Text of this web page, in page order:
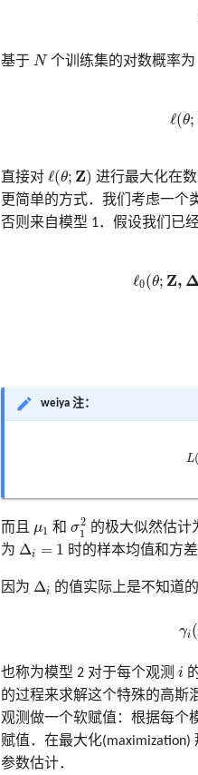
基于 N
N
个训练集的对数概率为
ℓ(θ;
直接对 ℓ(θ; Z)
ℓ(θ Z)
进行最大化在
更简单的方式．我们考虑一个
否则来自模型 1．假设我们已
ℓ0(θ; Z,
weiya 注：
L(
而且 μ1
μ1 和 σ2
1
1 2
的极大似然估计
为 Δi = 1
Δ
时的样本均值和方
因为 Δi
Δ
的值实际上是不知道
γi(
也称为模型 2 对于每个观测 i
i
的过程来求解这个特殊的高斯
观测做一个软赋值：根据每个
赋值．在最大化
参数估计．